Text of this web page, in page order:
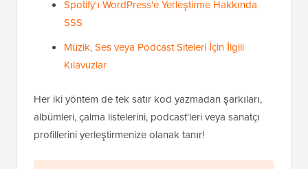
Spotify'ı WordPress'e Yerleştirme Hakkında
SSS
Müzik, Ses veya Podcast Siteleri İçin İlgili
Kılavuzlar
Her iki yöntem de tek satır kod yazmadan şarkıları,
albümleri, çalma listelerini, podcast'leri veya sanatçı
profillerini yerleştirmenize olanak tanır!